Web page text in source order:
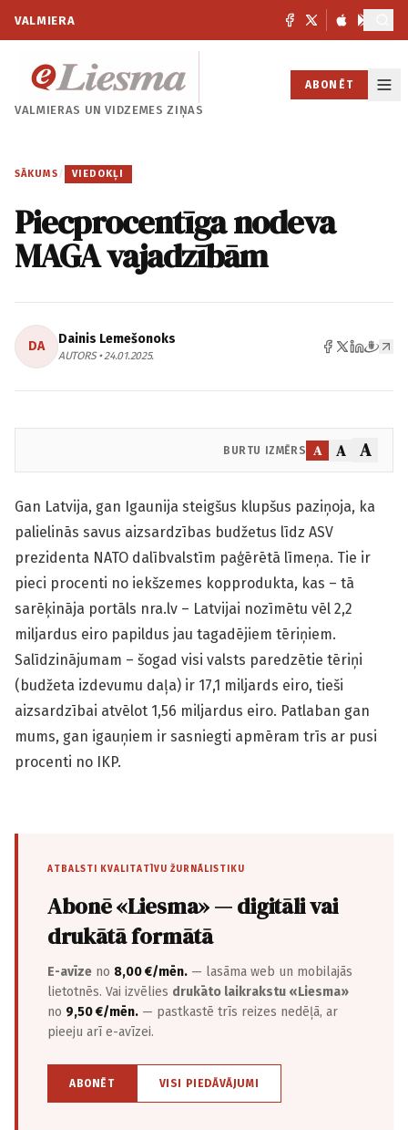
VALMIERA
VALMIERAS UNVIDZEMES ZIŅAS
ABONĒT
SĀKUMS / VIEDOKĻI
Piecprocentīga nodeva
MAGA vajadzībām
DA Dainis Lemešonoks
AUTORS • 24.01.2025.
BURTU IZMĒRS A A A
Gan Latvija, gan Igaunija steigšus klupšus paziņoja, ka
palielinās savus aizsardzības budžetus līdz ASV
prezidenta NATO dalībvalstīm paģērētā līmeņa. Tie ir
pieci procenti no iekšzemes kopprodukta, kas – tā
sarēķināja portāls nra.lv – Latvijai nozīmētu vēl 2,2
miljardus eiro papildus jau tagadējiem tēriņiem.
Salīdzinājumam – šogad visi valsts paredzētie tēriņi
(budžeta izdevumu daļa) ir 17,1 miljards eiro, tieši
aizsardzībai atvēlot 1,56 miljardus eiro. Patlaban gan
mums, gan igauņiem ir sasniegti apmēram trīs ar pusi
procenti no IKP.
ATBALSTI KVALITATĪVU ŽURNĀLISTIKU
Abonē «Liesma» — digitāli vai
drukātā formātā
E-avīze no 8,00 €/mēn. — lasāma web un mobilajās
lietotnēs. Vai izvēlies drukāto laikrakstu «Liesma»
no 9,50 €/mēn. — pastkastē trīs reizes nedēļā, ar
pieeju arī e-avīzei.
ABONĒT VISI PIEDĀVĀJUMI